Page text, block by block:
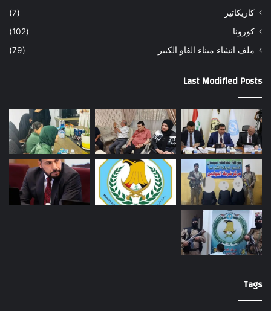
كاريكاتير
(7)
كورونا
(102)
ملف انشاء ميناء الفاو الكبير
(79)
Last Modified Posts
Tags